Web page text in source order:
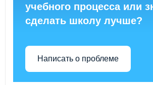
учебного процесса или
сделать школу лучше?
Написать о проблеме